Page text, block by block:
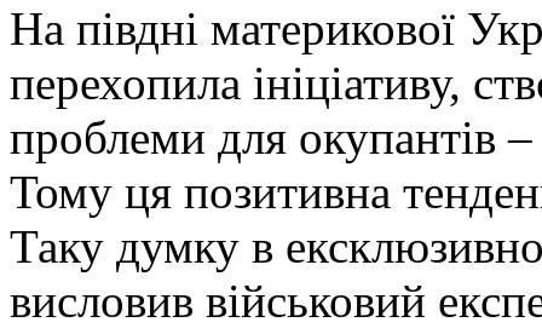
На півдні материкової
перехопила ініціативу,
проблеми для окупантів –
Тому ця позитивна
Таку думку в
висловив військовий